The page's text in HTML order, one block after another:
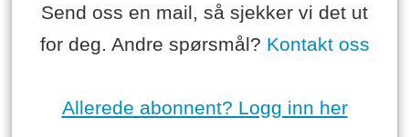
Send oss en mail, så sjekker vi det ut
for deg. Andre spørsmål? Kontakt oss
Allerede abonnent? Logg inn her